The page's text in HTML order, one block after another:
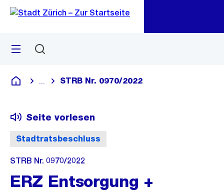
Navigation
Sprunglink
Menü
Deutsch
Blende alle Breadcrumbs ein
STRB Nr. 0970/2022
Stadtratsbeschluss
Seite vorlesen
STRB Nr. 0970/2022
ERZ Entsorgung +